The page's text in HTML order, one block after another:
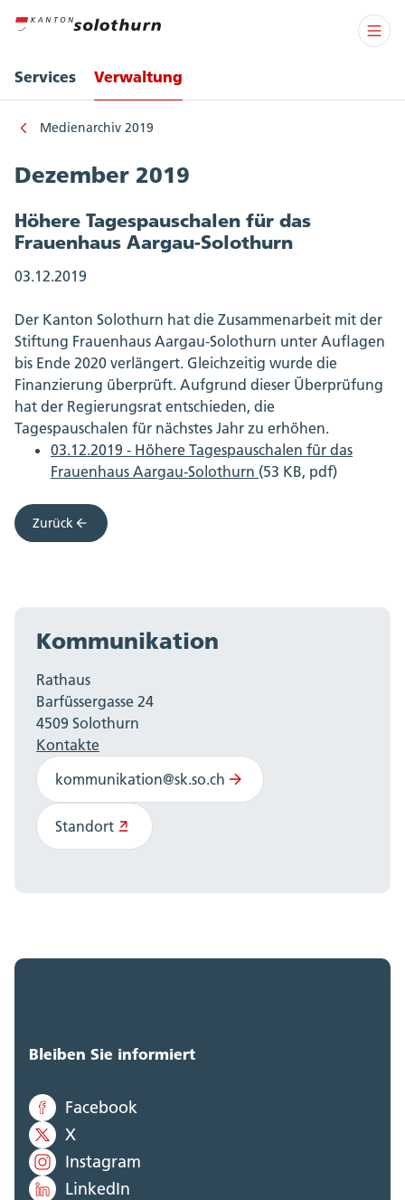
Services Verwaltung
Medienarchiv 2019
Dezember 2019
Höhere Tagespauschalen für das
Frauenhaus Aargau-Solothurn
03.12.2019
Der Kanton Solothurn hat die Zusammenarbeit mit der
Stiftung Frauenhaus Aargau-Solothurn unter Auflagen
bis Ende 2020 verlängert. Gleichzeitig wurde die
Finanzierung überprüft. Aufgrund dieser Überprüfung
hat der Regierungsrat entschieden, die
Tagespauschalen für nächstes Jahr zu erhöhen.
03.12.2019 - Höhere Tagespauschalen für das
Frauenhaus Aargau-Solothurn (53 KB, pdf)
Zurück
Kommunikation
Rathaus
Barfüssergasse 24
4509 Solothurn
Kontakte
kommunikation@sk.so.ch
Standort
Bleiben Sie informiert
Facebook
X
Instagram
LinkedIn